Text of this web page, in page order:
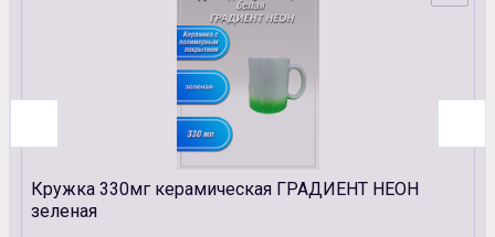
Кружка 330мг керамическая ГРАДИЕНТ НЕОН
зеленая